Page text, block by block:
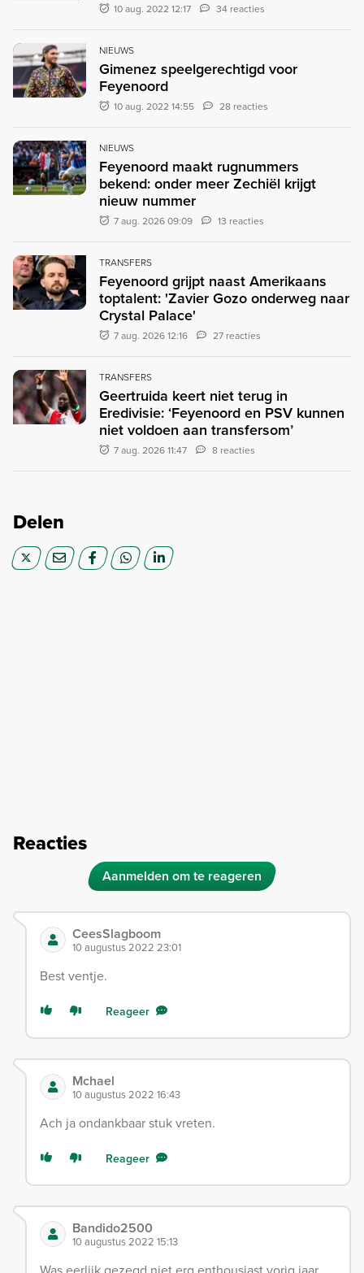
10 aug. 2022 12:17 34 reacties
NIEUWS
Gimenez speelgerechtigd voor
Feyenoord
10 aug. 2022 14:55 28 reacties
NIEUWS
Feyenoord maakt rugnummers
bekend: onder meer Zechiël krijgt
nieuw nummer
7 aug. 2026 09:09 13 reacties
TRANSFERS
Feyenoord grijpt naast Amerikaans
toptalent: 'Zavier Gozo onderweg naar
Crystal Palace'
7 aug. 2026 12:16 27 reacties
TRANSFERS
Geertruida keert niet terug in
Eredivisie: ‘Feyenoord en PSV kunnen
niet voldoen aan transfersom’
7 aug. 2026 11:47 8 reacties
Delen
Reacties
Aanmelden om te reageren
CeesSlagboom
10 augustus 2022 23:01
Best ventje.
Reageer
Mchael
10 augustus 2022 16:43
Ach ja ondankbaar stuk vreten.
Reageer
Bandido2500
10 augustus 2022 15:13